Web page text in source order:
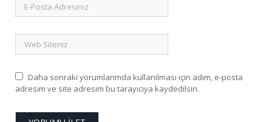
Daha sonraki yorumlarımda kullanılması için adım, e-posta
adresim ve site adresim bu tarayıcıya kaydedilsin.